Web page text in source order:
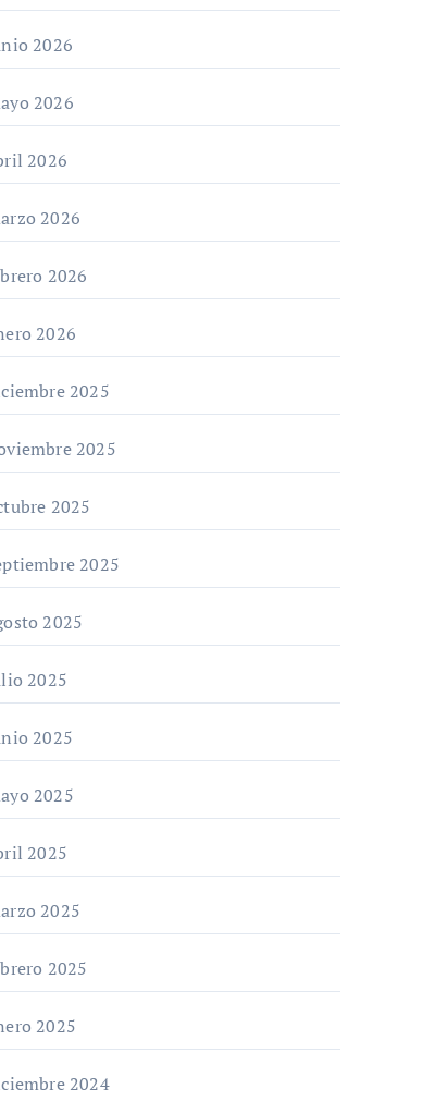
2026
2026
2026
2026
2026
2026
2025
2025
2025
2025
2025
2025
2025
2025
2025
2025
2025
2025
2024